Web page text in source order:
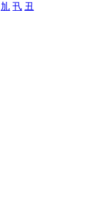
劜 卂 丑